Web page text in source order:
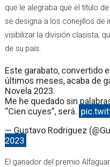
que le alegraba que el título
se designa a los conejillos de
visibilizar la división clasista,
de su país.
Este garabato, convertido
últimos meses, acaba de
Novela 2023.
Me he quedado sin
“Cien cuyes”, será.
— Gustavo Rodriguez
2023
El ganador del premio